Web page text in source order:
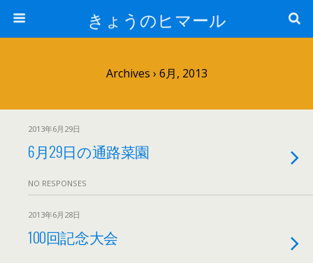
きょうのヒマール
Archives › 6月, 2013
2013年6月29日
6月29日の通路菜園
NO RESPONSES
2013年6月28日
100回記念大会